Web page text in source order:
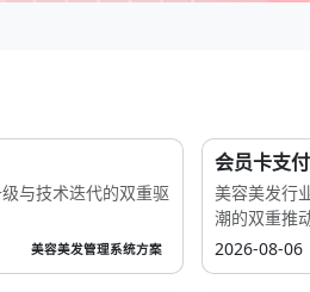
与技术迭代的双重驱
美容美发管理系统方案
会员卡支
美容美发行
潮的双重推
2026-08-06